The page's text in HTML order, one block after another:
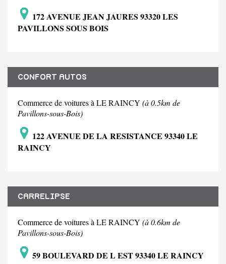
172 AVENUE JEAN JAURES 93320 LES
PAVILLONS SOUS BOIS
CONFORT AUTOS
Commerce de voitures à LE RAINCY (à 0.5km de
Pavillons-sous-Bois)
122 AVENUE DE LA RESISTANCE 93340 LE
RAINCY
CARRELIPSE
Commerce de voitures à LE RAINCY (à 0.6km de
Pavillons-sous-Bois)
59 BOULEVARD DE L EST 93340 LE RAINCY